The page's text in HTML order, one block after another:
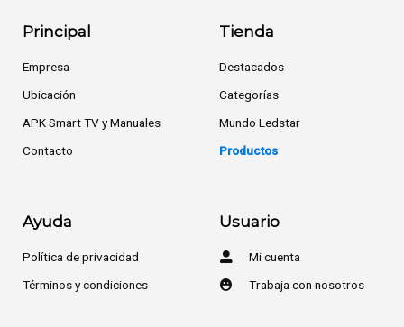
Principal
Empresa
Ubicación
APK Smart TV y Manuales
Contacto
Tienda
Destacados
Categorías
Mundo Ledstar
Productos
Ayuda
Política de privacidad
Términos y condiciones
Usuario
Mi cuenta
Trabaja con nosotros